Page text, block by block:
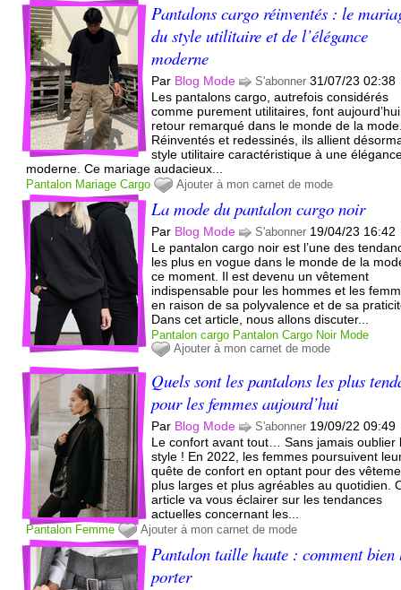
Pantalons cargo réinventés : le
du style utilitaire et de l’élégance
moderne
Par Blog Mode S'abonner 31/07/23 02:38
Les pantalons cargo, autrefois considérés
comme purement utilitaires, font
retour remarqué dans le monde de la
Réinventés et redessinés, ils allient
style utilitaire caractéristique à une
moderne. Ce mariage audacieux...
Pantalon Mariage Cargo Ajouter à mon carnet de mode
La mode du pantalon cargo noir
Par Blog Mode S'abonner 19/04/23 16:42
Le pantalon cargo noir est l’une des
les plus en vogue dans le monde de la
ce moment. Il est devenu un vêtement
indispensable pour les hommes et les
en raison de sa polyvalence et de sa
Dans cet article, nous allons discuter...
Pantalon cargo Pantalon Cargo Noir Mode
Ajouter à mon carnet de mode
Quels sont les pantalons les plus
pour les femmes aujourd’hui
Par Blog Mode S'abonner 19/09/22 09:49
Le confort avant tout… Sans jamais oublier
style ! En 2022, les femmes poursuivent
quête de confort en optant pour des
plus larges et plus agréables au quotidien.
article va vous éclairer sur les tendances
actuelles concernant les...
Pantalon Femme Ajouter à mon carnet de mode
Pantalon taille haute : comment bien
porter